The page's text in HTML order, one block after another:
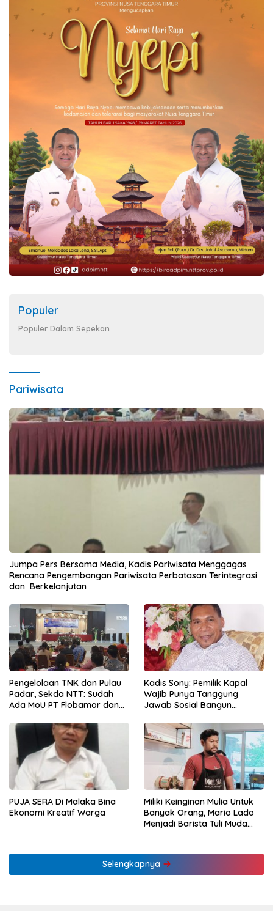
Populer
Populer Dalam Sepekan
Pariwisata
Jumpa Pers Bersama Media, Kadis Pariwisata Menggagas
Rencana Pengembangan Pariwisata Perbatasan Terintegrasi
dan Berkelanjutan
Pengelolaan TNK dan Pulau
Padar, Sekda NTT: Sudah
Ada MoU PT Flobamor dan
Kadis Sony: Pemilik Kapal
Wajib Punya Tanggung
Jawab Sosial Bangun
PUJA SERA Di Malaka Bina
Ekonomi Kreatif Warga
Miliki Keinginan Mulia Untuk
Banyak Orang, Mario Lado
Menjadi Barista Tuli Muda
Selengkapnya